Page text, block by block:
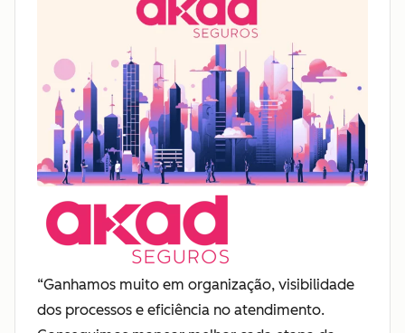
“Ganhamos muito em organização, visibilidade
dos processos e eficiência no atendimento.